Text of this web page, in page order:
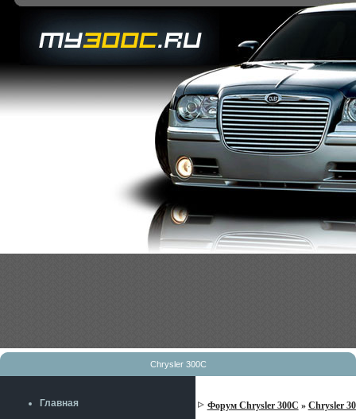
Chrysler 300C
Главная
Форум Chrysler 300C » Chrysler